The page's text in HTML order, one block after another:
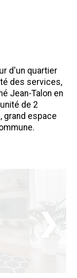
d'un quartier
des services,
Jean-Talon en
de 2
grand espace
❯